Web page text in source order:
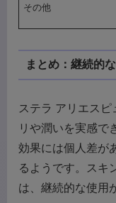
その他
まとめ：継続的
ステラ アリエス
リや潤いを実感で
効果には個人差が
るようです。スキ
は、継続的な使用